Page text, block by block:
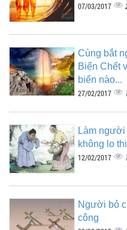
07/03/2017
Cùng bắt
Biển Chết
biển nào...
27/02/2017
Làm
không lo
12/02/2017
Người bỏ
công